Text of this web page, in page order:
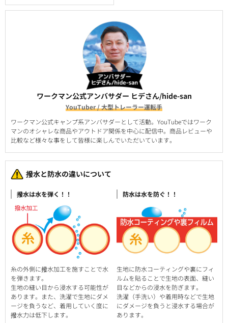
ワークマン公式アンバサダー ヒデさん/hide-san
YouTuber / 大型トレーラー運転手
ワークマン公式キャンプ系アンバサダーとして活動。YouTubeではワーク
マンのオシャレな商品やアウトドア関係を中心に配信中。商品レビューや
比較など様々な事をして皆様に楽しんでいただいています。
撥水と防水の違いについて
撥水は水を弾く！！
糸の外側に撥水加工を施すことで水
を弾きます。
生地の縫い目から浸水する可能性が
あります。また、洗濯で生地にダメ
ージを負うなど、着用していく度に
撥水力は低下します。
防水は水を防ぐ！！
生地に防水コーティングや裏にフィ
ルムを貼ることで生地の表面、縫い
目などからの浸水を防ぎます。
洗濯（手洗い）や着用時などで生地
にダメージを負うと浸水する場合が
あります。